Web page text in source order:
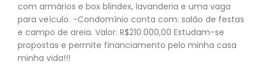
com armários e box blindex, lavanderia e uma vaga
para veículo. -Condomínio conta com: salão de festas
e campo de areia. Valor: R$210.000,00 Estudam-se
propostas e permite financiamento pelo minha casa
minha vida!!!